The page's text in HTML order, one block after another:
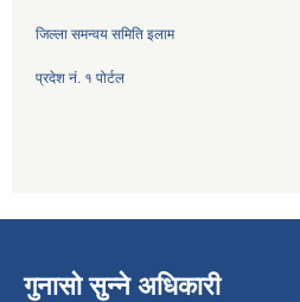
जिल्ला समन्वय समिति इलाम
प्रदेश नं. १ पोर्टल
गुनासो सुन्ने अधिकारी